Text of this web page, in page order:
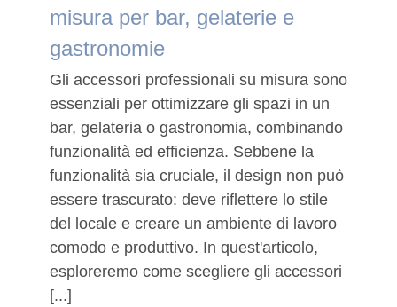
misura per bar, gelaterie e
gastronomie
Gli accessori professionali su misura sono
essenziali per ottimizzare gli spazi in un
bar, gelateria o gastronomia, combinando
funzionalità ed efficienza. Sebbene la
funzionalità sia cruciale, il design non può
essere trascurato: deve riflettere lo stile
del locale e creare un ambiente di lavoro
comodo e produttivo. In quest'articolo,
esploreremo come scegliere gli accessori
[...]